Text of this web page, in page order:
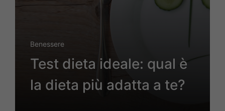
Benessere
Test dieta ideale: qual è
la dieta più adatta a te?